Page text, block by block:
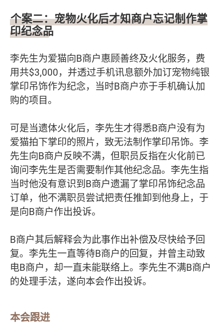
个案二：宠物火化后才知商户忘记制作掌
印纪念品
李先生为爱猫向B商户惠顾善终及火化服务，费
用共$3,000，并透过手机讯息额外加订宠物纯银
掌印吊饰作为纪念，当时B商户亦于手机确认加
购的项目。
可是当遗体火化后，李先生才得悉B商户没有为
爱猫拍下掌印的照片，致无法制作掌印吊饰。李
先生向B商户反映不满，但职员反指在火化前已
询问李先生是否需要制作其他纪念品。李先生指
当时他没有意识到B商户遗漏了掌印吊饰纪念品
订单，他不满职员尝试把责任推卸到他身上，于
是向B商户作出投诉。
B商户其后解释会为此事作出补偿及尽快给予回
复。李先生一直等待B商户的回复，并曾主动致
电B商户，却一直未能联络上。李先生不满B商户
的处理手法，遂向本会作出投诉。
本会跟进